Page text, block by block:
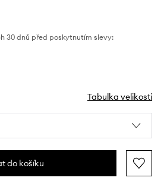
30 dnů před poskytnutím slevy:
Tabulka velikosti
do košíku